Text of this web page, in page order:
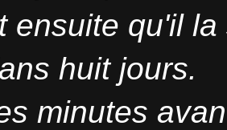
ensuite qu'il
huit jours.
minutes